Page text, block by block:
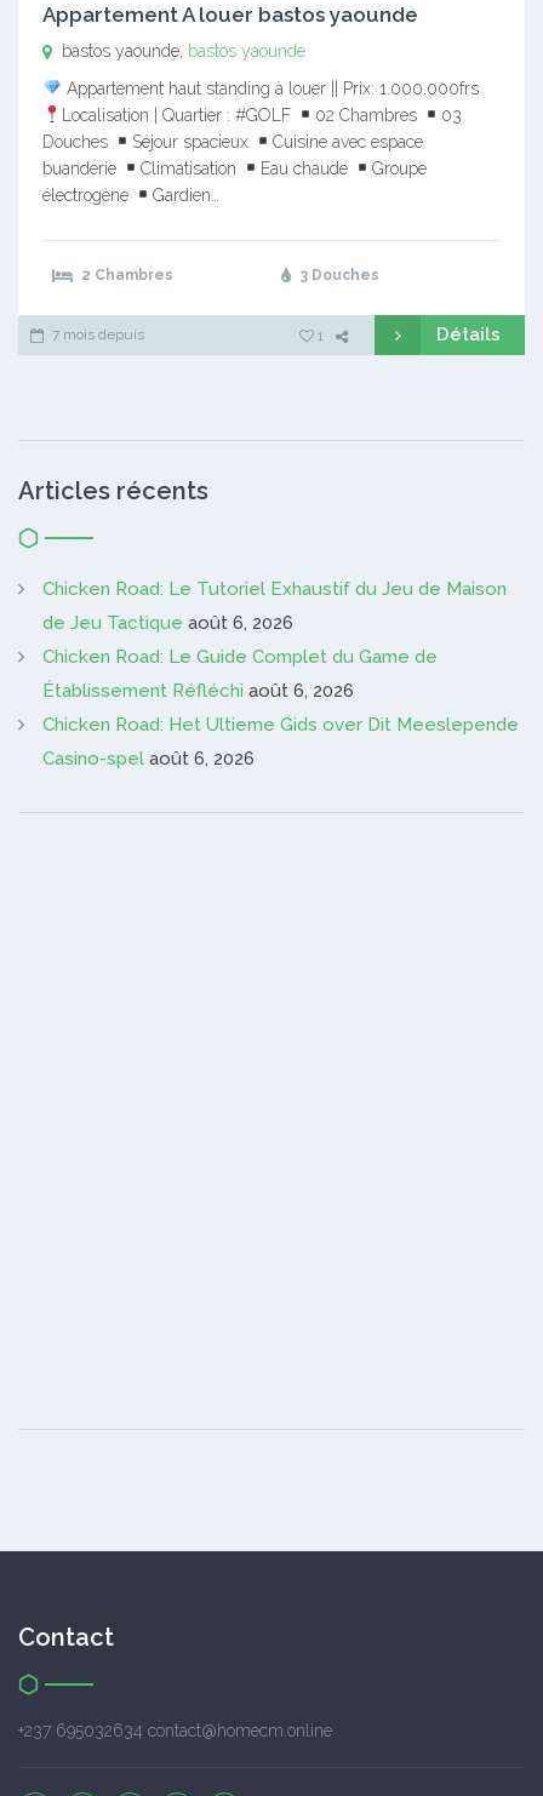
Appartement A louer bastos yaounde
bastos yaounde, bastos yaounde
Appartement haut standing à louer || Prix: 1.000.000frs
Localisation | Quartier : #GOLF
02 Chambres
03
Douches
Séjour spacieux
Cuisine avec espace
buanderie
Climatisation Eau chaude
Groupe
électrogène
Gardien…
2 Chambres 3 Douches
7 mois depuis 1 Détails
Articles récents
Chicken Road: Le Tutoriel Exhaustif du Jeu de Maison
de Jeu Tactique août 6, 2026
Chicken Road: Le Guide Complet du Game de
Établissement Réfléchi août 6, 2026
Chicken Road: Het Ultieme Gids over Dit Meeslepende
Casino-spel août 6, 2026
Contact
+237 695032634 contact@homecm.online